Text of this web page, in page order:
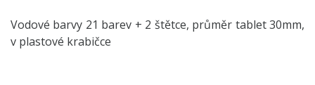
Vodové barvy 21 barev + 2 štětce, průměr tablet 30mm,
v plastové krabičce